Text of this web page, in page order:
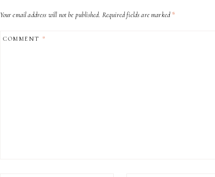
Your email address will not be published. Required fields are marked*
COMMENT *